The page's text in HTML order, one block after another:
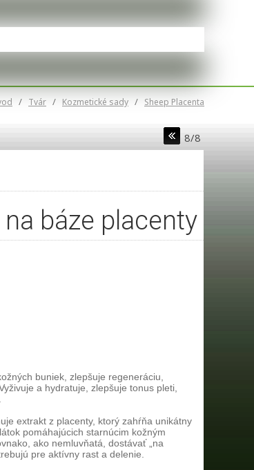
/ Tvár / Kozmetické sady / Sheep Placenta
8/8
báze placenty
buniek, zlepšuje regeneráciu,
a hydratuje, zlepšuje tonus pleti,
extrakt z placenty, ktorý zahŕňa unikátny
pomáhajúcich starnúcim kožným
ako nemluvňatá, dostávať „na
pre aktívny rast a delenie.